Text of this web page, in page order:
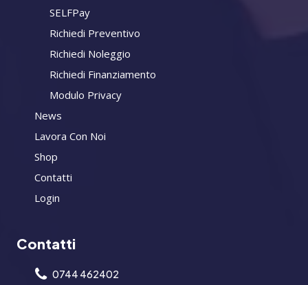
SELFPay
Richiedi Preventivo
Richiedi Noleggio
Richiedi Finanziamento
Modulo Privacy
News
Lavora Con Noi
Shop
Contatti
Login
Contatti
0744 462402